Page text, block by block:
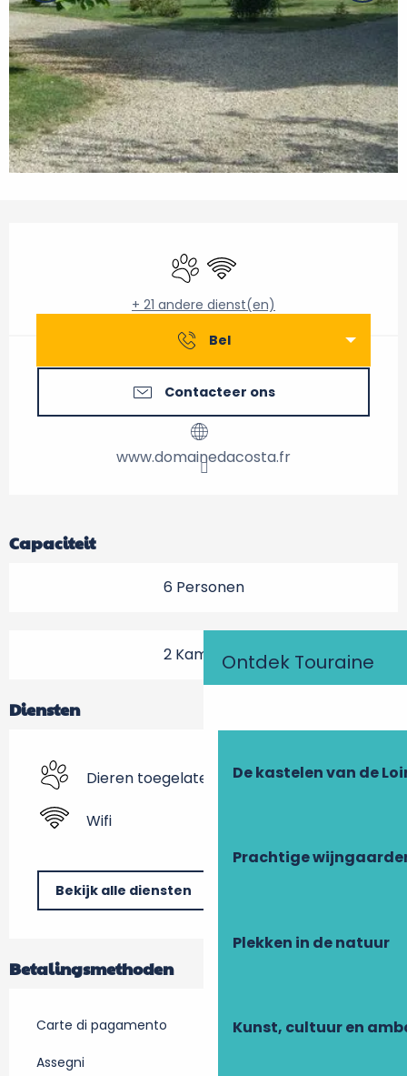
Ontdek Touraine
De kastelen van de
Prachtige
Plekken in de natuur
Kunst, cultuur en
Dieren toegelaten
Wifi
+ 21 andere dienst(en)
Bel
Contacteer ons
www.domainedacosta.fr
Capaciteit
6 Personen
2 Kamer(s)
Diensten
Dieren toegelaten
Wifi
Bekijk alle diensten
Betalingsmethoden
Carte di pagamento
Assegni